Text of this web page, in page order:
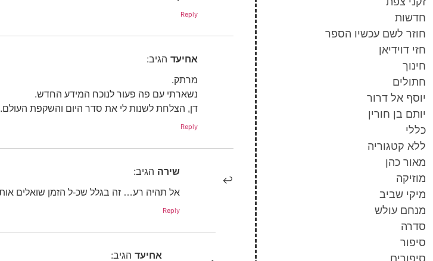
חדשות
חוזר לשם עכשיו הספר
חזי דוידיאן
חינוך
חתולים
יוסף אל דרור
יותם בן חורין
כללי
ללא קטגוריה
מאור כהן
מוזיקה
מיקי שביב
מנחם עולש
סדרה
סיפור
סיפורים
Reply
אחיעד הגיב:
מרתק.
נשארתי עם פה פעור לנוכח המידע החדש.
דן, הצלחת לשנות לי את סדר היום והשקפת העולם.
Reply
שירה הגיב:
אל תהיה רע… זה בגלל שכ-ל הזמן שואלים
Reply
אחיעד הגיב: